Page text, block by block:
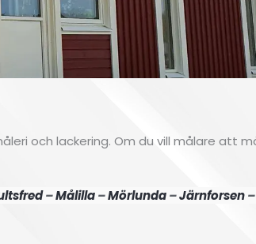
och lackering. Om du vill målare att
–Målilla–Mörlunda–Järnforsen–